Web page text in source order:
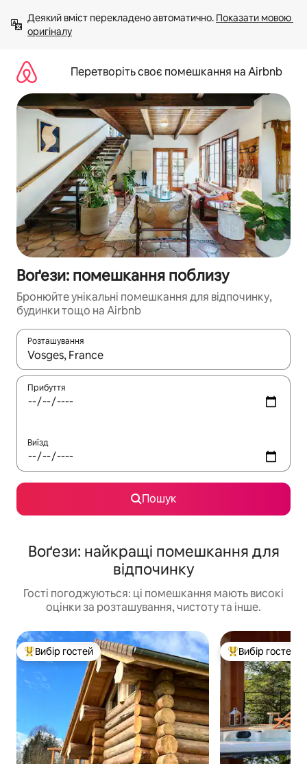
вмісту
Деякий вміст перекладено автоматично. Показати мовою
оригіналу
Перетворіть своє помешкання на Airbnb
Воґези: помешкання поблизу
Бронюйте унікальні помешкання для відпочинку,
будинки тощо на Airbnb
Розташування
Отримавши результати пошуку, використовуйте для
Прибуття
Виїзд
Пошук
Воґези: найкращі помешкання для
відпочинку
Гості погоджуються: ці помешкання мають високі
оцінки за розташування, чистоту та інше.
Топ вибір гостей
Вибір гостей Топ вибір гостей
Вибір гостей